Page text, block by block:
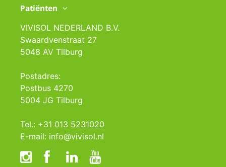
Patiënten
VIVISOL NEDERLAND B.V.
Swaardvenstraat 27
5048 AV Tilburg
Postadres:
Postbus 4270
5004 JG Tilburg
Tel.: +31 013 5231020
E-mail: info@vivisol.nl